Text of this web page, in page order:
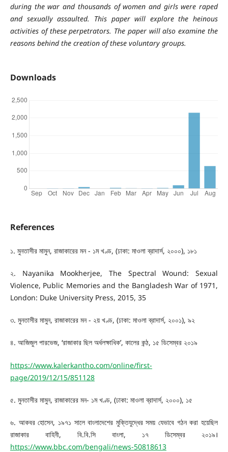
during the war and thousands of women and girls were raped
and sexually assaulted. This paper will explore the heinous
activities of these perpetrators. The paper will also examine the
reasons behind the creation of these voluntary groups.
Downloads
References
১. মুনতাসীর মামুন, রাজাকারের মন - ১ম খণ্ড, (ঢাকা: মাওলা ব্রাদার্স, ২০০০), ১৮১
২. Nayanika Mookherjee, The Spectral Wound: Sexual
Violence, Public Memories and the Bangladesh War of 1971,
London: Duke University Press, 2015, 35
৩. মুনতাসীর মামুন, রাজাকারের মন - ২য় খণ্ড, (ঢাকা: মাওলা ব্রাদার্স, ২০০১), ৯২
৪. আজিজুল পারভেজ, ‘রাজাকার ছিল অর্ধলক্ষাধিক’, কালের কন্ঠ, ১৫ ডিসেম্বর ২০১৯
https://www.kalerkantho.com/online/first-
page/2019/12/15/851128
৫. মুনতাসীর মামুন, রাজাকারের মন- ১ম খণ্ড, (ঢাকা: মাওলা ব্রাদার্স, ২০০০), ১৫
৬. আকবর হোসেন, ১৯৭১ সালে বাংলাদেশের মুক্তিযুদ্ধের সময় যেভাবে গঠন করা হয়েছিল
রাজাকার বাহিনী, বি.বি.সি বাংলা, ১৭ ডিসেম্বর ২০১৯।
https://www.bbc.com/bengali/news-50818613